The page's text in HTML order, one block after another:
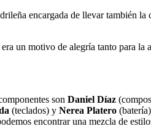
encargada de llevar también
un motivo de alegría tanto para
son Daniel Díaz
(teclados) y Nerea Platero
encontrar una mezcla de